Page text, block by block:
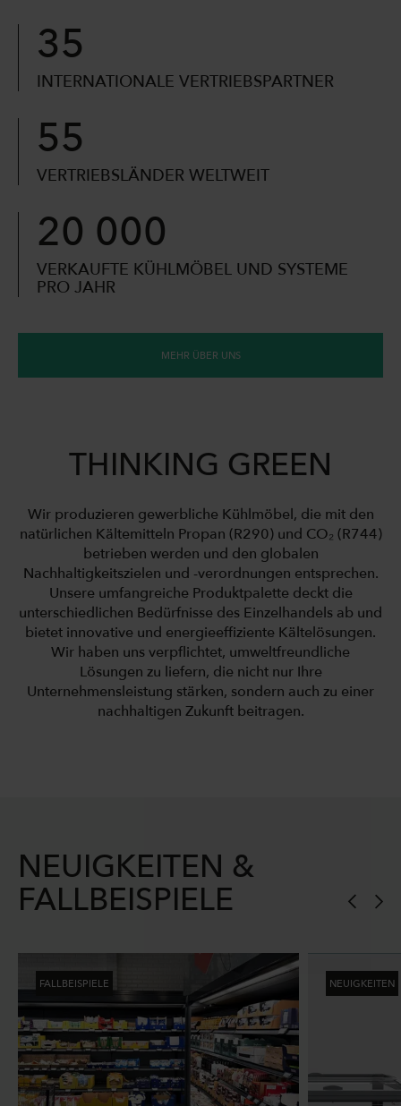
INTERNATIONALE VERTRIEBSPARTNER
35
VERTRIEBSLÄNDER WELTWEIT
55
VERKAUFTE KÜHLMÖBEL UND SYSTEME
PRO JAHR
20 000
MEHR ÜBER UNS
THINKING GREEN
Wir produzieren gewerbliche Kühlmöbel, die mit den
natürlichen Kältemitteln Propan (R290) und CO₂ (R744)
betrieben werden und den globalen
Nachhaltigkeitszielen und -verordnungen entsprechen.
Unsere umfangreiche Produktpalette deckt die
unterschiedlichen Bedürfnisse des Einzelhandels ab und
bietet innovative und energieeffiziente Kältelösungen.
Wir haben uns verpflichtet, umweltfreundliche
Lösungen zu liefern, die nicht nur Ihre
Unternehmensleistung stärken, sondern auch zu einer
nachhaltigen Zukunft beitragen.
NEUIGKEITEN &
FALLBEISPIELE
FALLBEISPIELE NEUIGKEITEN